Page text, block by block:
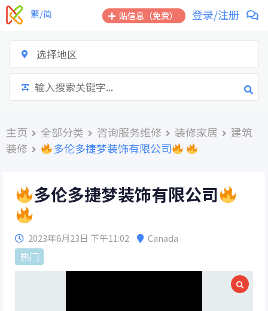
跳
到
贴信息（免费） 登录/注册
繁/简
选择地区
主页 全部分类 咨询服务维修 装修家居
建筑
装修
多伦多捷梦装饰有限公司
多伦多捷梦装饰有限公司
2023年6月23日 下午11:02 Canada
热门